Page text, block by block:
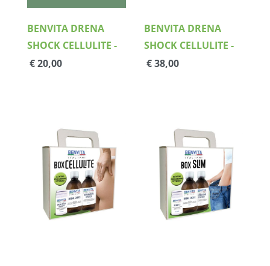
BENVITA DRENA
SHOCK CELLULITE -
30 cps
€ 20,00
BENVITA DRENA
SHOCK CELLULITE -
60 cps
€ 38,00
Dettagli Dettagli